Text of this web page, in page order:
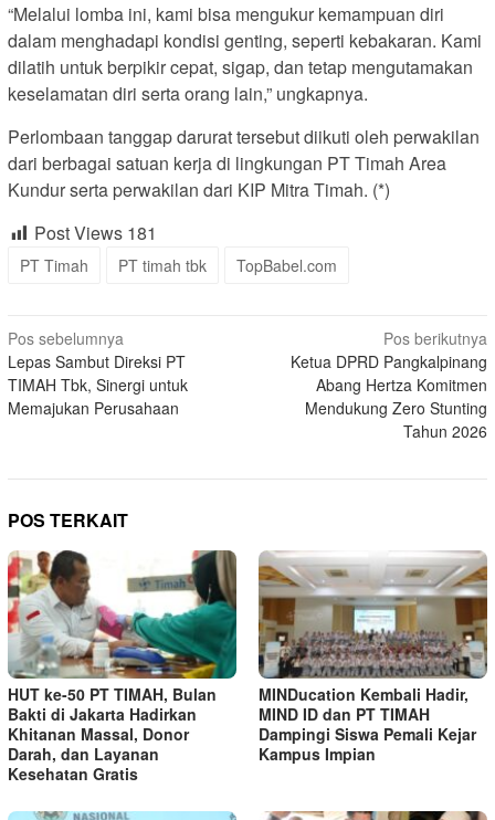
“Melalui lomba ini, kami bisa mengukur kemampuan diri
dalam menghadapi kondisi genting, seperti kebakaran. Kami
dilatih untuk berpikir cepat, sigap, dan tetap mengutamakan
keselamatan diri serta orang lain,” ungkapnya.
Perlombaan tanggap darurat tersebut diikuti oleh perwakilan
dari berbagai satuan kerja di lingkungan PT Timah Area
Kundur serta perwakilan dari KIP Mitra Timah. (*)
Post Views 181
PT Timah PT timah tbk TopBabel.com
Navigasi
pos
Pos sebelumnya
Lepas Sambut Direksi PT
TIMAH Tbk, Sinergi untuk
Memajukan Perusahaan
Pos berikutnya
Ketua DPRD Pangkalpinang
Abang Hertza Komitmen
Mendukung Zero Stunting
Tahun 2026
POS TERKAIT
HUT ke-50 PT TIMAH, Bulan
Bakti di Jakarta Hadirkan
Khitanan Massal, Donor
Darah, dan Layanan
Kesehatan Gratis
MINDucation Kembali Hadir,
MIND ID dan PT TIMAH
Dampingi Siswa Pemali Kejar
Kampus Impian